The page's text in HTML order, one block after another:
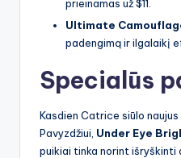
prieinamas už $11.
Ultimate
padengimą ir ilgalaikį
Specialūs
Kasdien Catrice siūlo
Pavyzdžiui, Under Eye
puikiai tinka norint išryškinti